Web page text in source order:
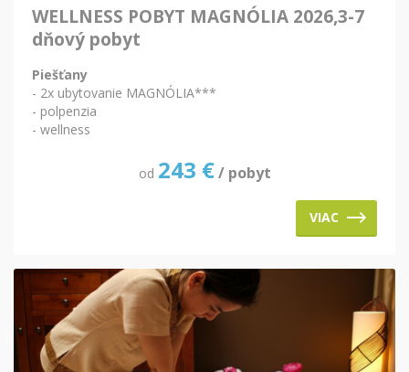
WELLNESS POBYT MAGNÓLIA 2026,3-7
dňový pobyt
Piešťany
- 2x ubytovanie MAGNÓLIA***
- polpenzia
- wellness
od 243 € / pobyt
VIAC